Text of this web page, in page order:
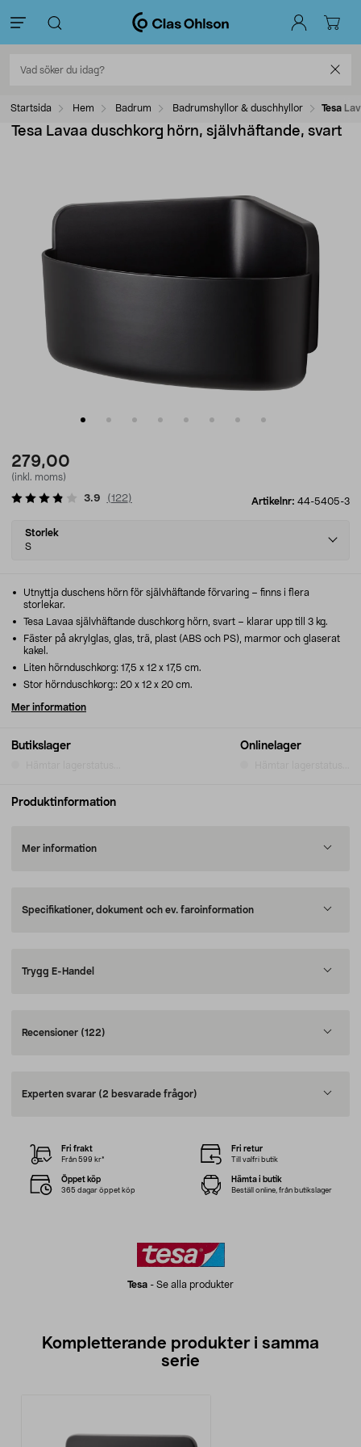
Startsida Hem Badrum Badrumshyllor & duschhyllor Tesa
Tesa Lavaa duschkorg hörn, självhäftande, svart
279,00
(inkl. moms)
Artikelnr: 44-5405-3
3.9 (122)
Select
variant
Storlek
S
Butikslager Onlinelager
Utnyttja duschens hörn för självhäftande förvaring – finns i flera
storlekar.
Tesa Lavaa självhäftande duschkorg hörn, svart – klarar upp till 3 kg.
Fäster på akrylglas, glas, trä, plast (ABS och PS), marmor och glaserat
kakel.
Liten hörnduschkorg: 17,5 x 12 x 17,5 cm.
Stor hörnduschkorg:: 20 x 12 x 20 cm.
Mer information
Produktinformation
Mer information
Specifikationer, dokument och ev. faroinformation
Trygg E-Handel
Recensioner (122)
Experten svarar (2 besvarade frågor)
Tesa - Se alla produkter
Fri frakt
Från 599 kr*
Fri retur
Till valfri butik
Öppet köp
365 dagar öppet köp
Hämta i butik
Beställ online, från butikslager
Kompletterande produkter i samma
serie